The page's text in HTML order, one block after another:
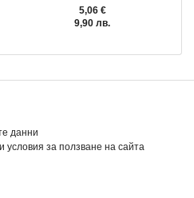
5,06 €
9,90 лв.
данни
за ползване на сайта